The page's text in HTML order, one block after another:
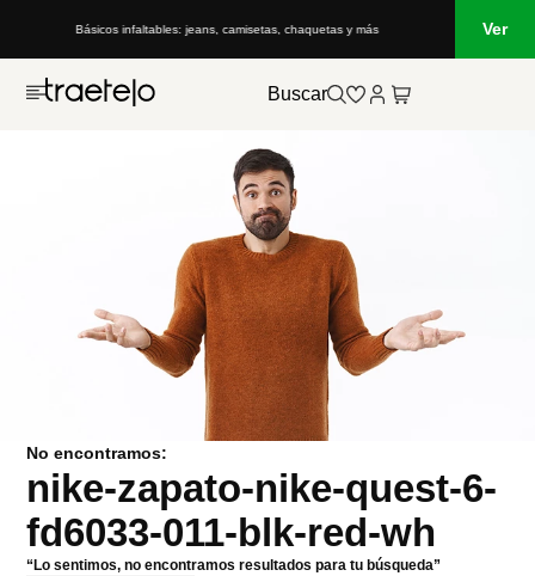
Básicos infaltables: jeans, camisetas, chaquetas y más Ver
Buscar
No encontramos:
nike-zapato-nike-quest-6-
fd6033-011-blk-red-wh
“Lo sentimos, no encontramos resultados para tu búsqueda”